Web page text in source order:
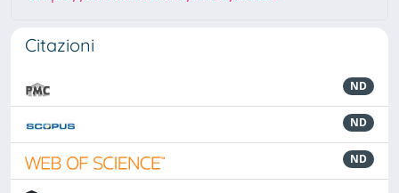
Citazioni
ND
ND
ND